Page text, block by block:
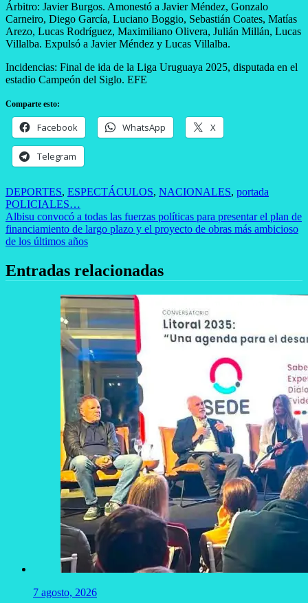
Árbitro: Javier Burgos. Amonestó a Javier Méndez, Gonzalo
Carneiro, Diego García, Luciano Boggio, Sebastián Coates, Matías
Arezo, Lucas Rodríguez, Maximiliano Olivera, Julián Millán, Lucas
Villalba. Expulsó a Javier Méndez y Lucas Villalba.
Incidencias: Final de ida de la Liga Uruguaya 2025, disputada en el
estadio Campeón del Siglo. EFE
Comparte esto:
Facebook WhatsApp X
Telegram
DEPORTES, ESPECTÁCULOS, NACIONALES, portada
Navegación
de
entradas
POLICIALES…
Albisu convocó a todas las fuerzas políticas para presentar el plan de
financiamiento de largo plazo y el proyecto de obras más ambicioso
de los últimos años
Entradas relacionadas
7 agosto, 2026